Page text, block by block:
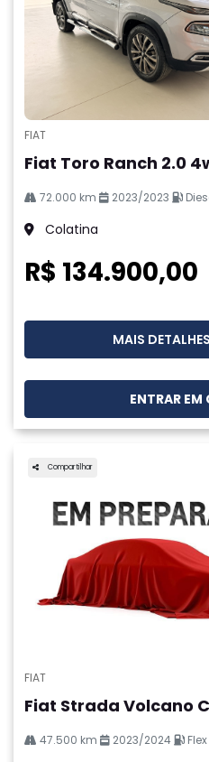
FIAT
Fiat Toro Ranch 2.0
72.000 km 2023/2023
Colatina
R$ 134.900,00
MAIS
ENTRAR
Compartilhar
FIAT
Fiat Strada Volcano
47.500 km 2023/2024 Flex